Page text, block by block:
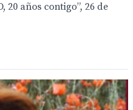
20 años contigo”, 26 de